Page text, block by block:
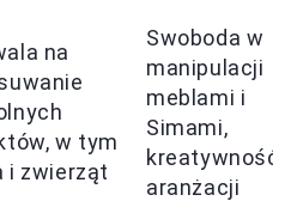
na
w tym
i zwierząt
Swoboda w
manipulacji
meblami i
Simami,
kreatywność
aranżacji